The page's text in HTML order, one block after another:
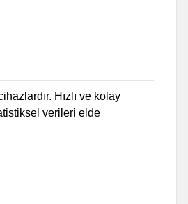
Hızlı ve kolay
verileri elde